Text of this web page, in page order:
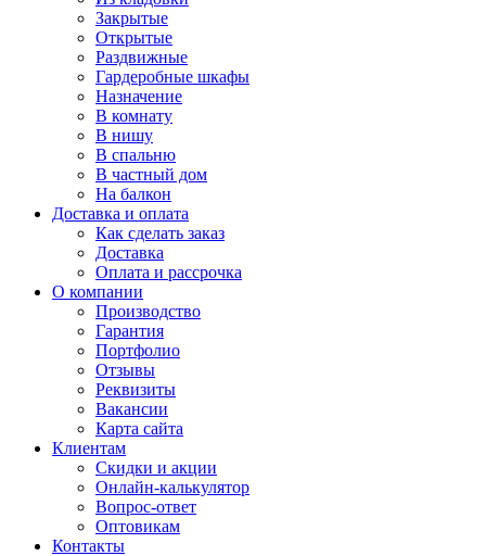
Закрытые
Открытые
Раздвижные
Гардеробные шкафы
Назначение
В комнату
В нишу
В спальню
В частный дом
На балкон
Доставка и оплата
Как сделать заказ
Доставка
Оплата и рассрочка
О компании
Производство
Гарантия
Портфолио
Отзывы
Реквизиты
Вакансии
Карта сайта
Клиентам
Скидки и акции
Онлайн-калькулятор
Вопрос-ответ
Оптовикам
Контакты